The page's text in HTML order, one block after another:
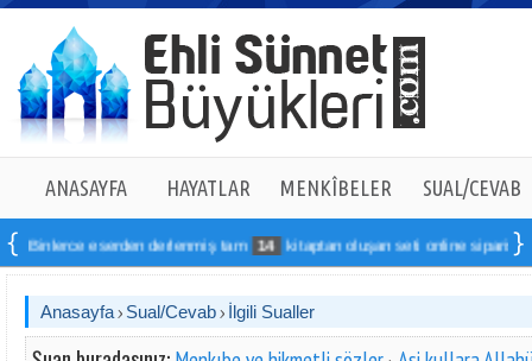
ANASAYFA HAYATLAR MENKÎBELER SUAL/CEVAB
eserden derlenmiş tam 14 kitaptan oluşan seti online sipariş
Anasayfa Sual/Cevab İlgili Sualler